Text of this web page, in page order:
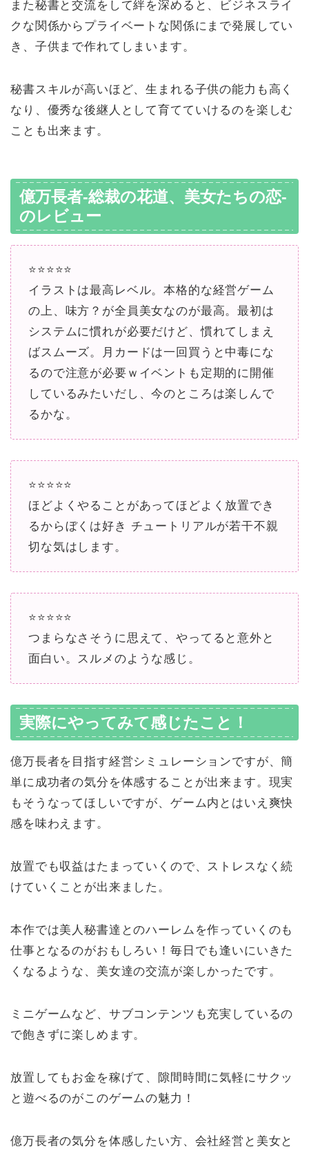
また秘書と交流をして絆を深めると、ビジネスライ
クな関係からプライベートな関係にまで発展してい
き、子供まで作れてしまいます。
秘書スキルが高いほど、生まれる子供の能力も高く
なり、優秀な後継人として育てていけるのを楽しむ
ことも出来ます。
億万長者-総裁の花道、美女たちの恋-
のレビュー
⭐️⭐️⭐️⭐️⭐️
イラストは最高レベル。本格的な経営ゲーム
の上、味方？が全員美女なのが最高。最初は
システムに慣れが必要だけど、慣れてしまえ
ばスムーズ。月カードは一回買うと中毒にな
るので注意が必要ｗイベントも定期的に開催
しているみたいだし、今のところは楽しんで
るかな。
⭐️⭐️⭐️⭐️⭐️
ほどよくやることがあってほどよく放置でき
るからぼくは好き チュートリアルが若干不親
切な気はします。
⭐️⭐️⭐️⭐️⭐️
つまらなさそうに思えて、やってると意外と
面白い。スルメのような感じ。
実際にやってみて感じたこと！
億万長者を目指す経営シミュレーションですが、簡
単に成功者の気分を体感することが出来ます。現実
もそうなってほしいですが、ゲーム内とはいえ爽快
感を味わえます。
放置でも収益はたまっていくので、ストレスなく続
けていくことが出来ました。
本作では美人秘書達とのハーレムを作っていくのも
仕事となるのがおもしろい！毎日でも逢いにいきた
くなるような、美女達の交流が楽しかったです。
ミニゲームなど、サブコンテンツも充実しているの
で飽きずに楽しめます。
放置してもお金を稼げて、隙間時間に気軽にサクッ
と遊べるのがこのゲームの魅力！
億万長者の気分を体感したい方、会社経営と美女と